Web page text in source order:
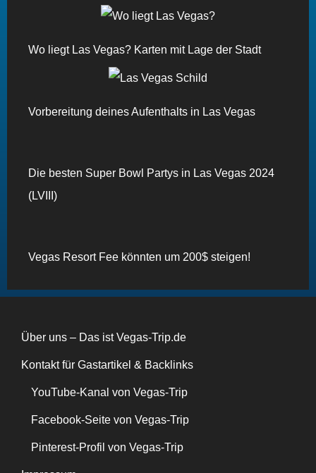
Wo liegt Las Vegas? Karten mit Lage der Stadt
Vorbereitung deines Aufenthalts in Las Vegas
Die besten Super Bowl Partys in Las Vegas 2024
(LVIII)
Vegas Resort Fee könnten um 200$ steigen!
Über uns – Das ist Vegas-Trip.de
Kontakt für Gastartikel & Backlinks
YouTube-Kanal von Vegas-Trip
Facebook-Seite von Vegas-Trip
Pinterest-Profil von Vegas-Trip